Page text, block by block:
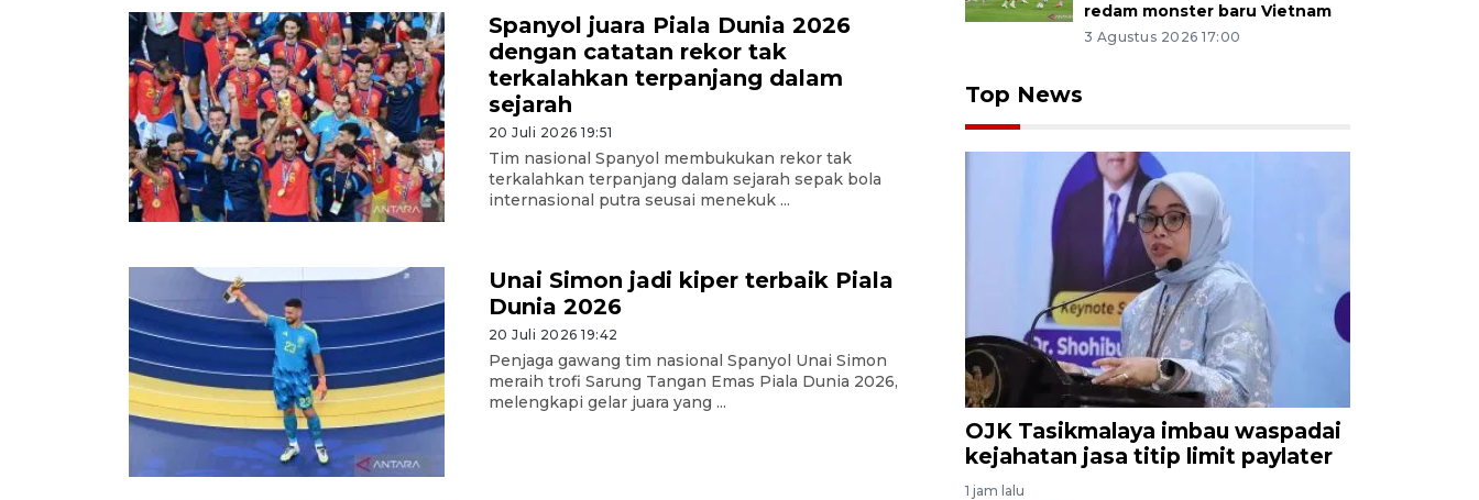
Spanyol juara Piala Dunia 2026
dengan catatan rekor tak
terkalahkan terpanjang dalam
sejarah
20 Juli 2026 19:51
Tim nasional Spanyol membukukan rekor tak
terkalahkan terpanjang dalam sejarah sepak bola
internasional putra seusai menekuk ...
Unai Simon jadi kiper terbaik Piala
Dunia 2026
20 Juli 2026 19:42
Penjaga gawang tim nasional Spanyol Unai Simon
meraih trofi Sarung Tangan Emas Piala Dunia 2026,
melengkapi gelar juara yang ...
redam monster baru Vietnam
3 Agustus 2026 17:00
Top News
OJK Tasikmalaya imbau waspadai
kejahatan jasa titip limit paylater
1 jam lalu